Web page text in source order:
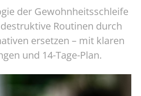
der Gewohnheitsschleife
Routinen durch
ersetzen – mit klaren
und 14-Tage-Plan.